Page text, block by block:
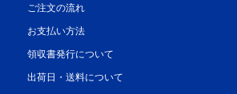
ご注文の流れ
お支払い方法
領収書発行について
出荷日・送料について